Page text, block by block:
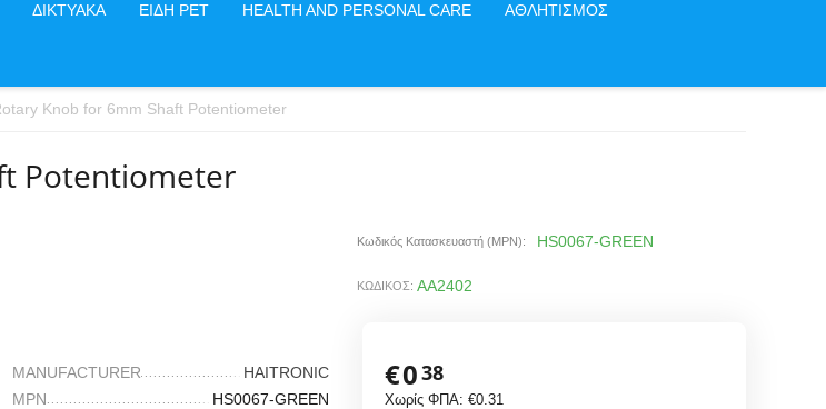
ΔΙΚΤΥΑΚΑ ΕΙΔΗ PET HEALTH AND PERSONAL CARE ΑΘΛΗΤΙΣΜΟΣ
Knob for 6mm Shaft Potentiometer
Potentiometer
Κωδικός Κατασκευαστή (MPN): HS0067-GREEN
ΚΩΔΙΚΟΣ: AA2402
MANUFACTURER
HAITRONIC
MPN
HS0067-GREEN
€038
Χωρίς ΦΠΑ: €0.31